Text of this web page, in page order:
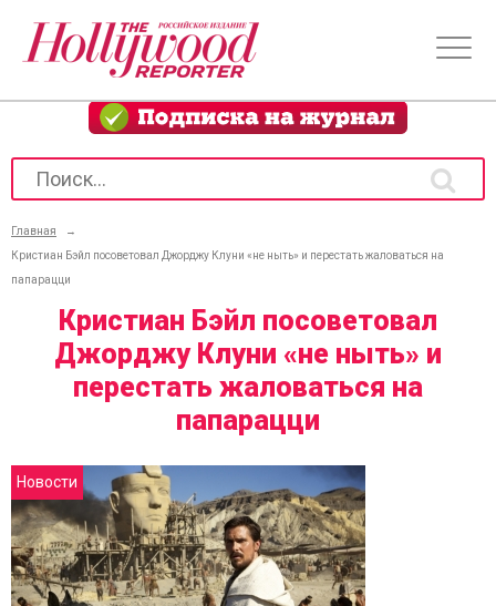
Главная
→
Кристиан Бэйл посоветовал Джорджу Клуни «не ныть» и перестать жаловаться на
папарацци
Кристиан Бэйл посоветовал
Джорджу Клуни «не ныть» и
перестать жаловаться на
папарацци
Новости